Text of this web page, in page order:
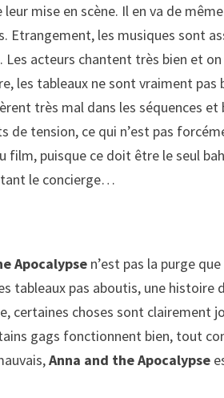
mise en scène. Il en va de
Etrangement, les musiques sont
Les acteurs chantent très bien et
les tableaux ne sont vraiment
très mal dans les séquences
de tension, ce qui n’est pas
film, puisque ce doit être le seul
le concierge…
Apocalypse n’est pas la purge
tableaux pas aboutis, une
certaines choses sont clairement
gags fonctionnent bien, tout
Anna and the Apocalypse